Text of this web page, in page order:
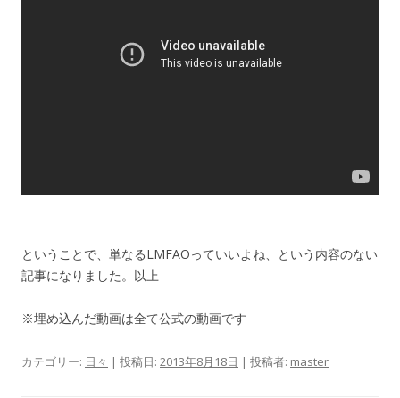
ということで、単なるLMFAOっていいよね、という内容のない
記事になりました。以上
※埋め込んだ動画は全て公式の動画です
カテゴリー: 日々 | 投稿日: 2013年8月18日 | 投稿者: master